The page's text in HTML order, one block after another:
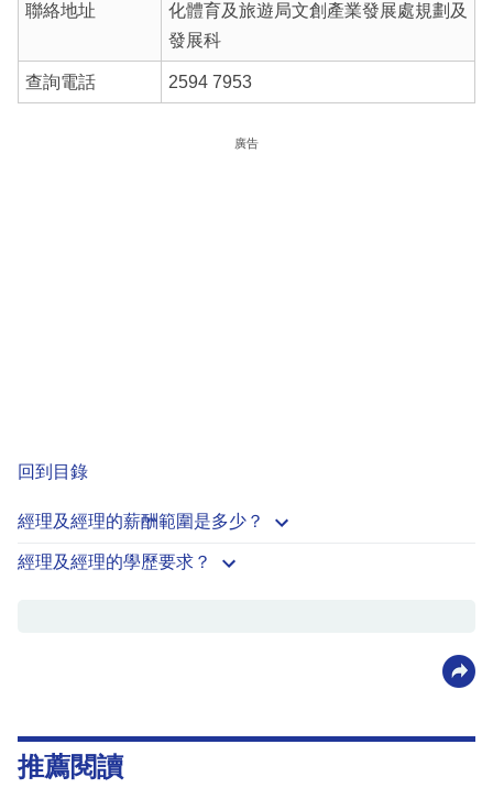
聯絡地址
化體育及旅遊局文創產業發展處規劃及
發展科
查詢電話 2594 7953
廣告
回到目錄
經理及經理的薪酬範圍是多少？
經理及經理的學歷要求？
推薦閱讀